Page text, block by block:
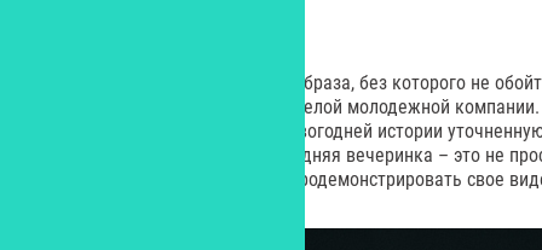
А это вариант яркого озорного образа, без которого не
праздновании Нового года в веселой молодежной
центральной героиней своей новогодней истории
характером, для которой новогодняя вечеринка – это не
актуальное или трендовое, но продемонстрировать свое